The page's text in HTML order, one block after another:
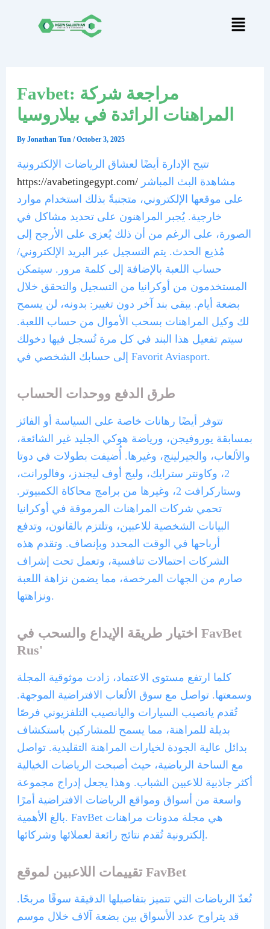
Favbet: مراجعة شركة
المراهنات الرائدة في بيلاروسيا
By Jonathan Tun /October 3, 2025
تتيح الإدارة أيضًا لعشاق الرياضات الإلكترونية
https://avabetingegypt.com/مشاهدة البث المباشر
على موقعها الإلكتروني، متجنبةً بذلك استخدام موارد
خارجية. يُجبر المراهنون على تحديد مشاكل في
الصورة، على الرغم من أن ذلك يُعزى على الأرجح إلى
مُذيع الحدث. يتم التسجيل عبر البريد الإلكتروني/
حساب اللعبة بالإضافة إلى كلمة مرور. سيتمكن
المستخدمون من أوكرانيا من التسجيل والتحقق خلال
بضعة أيام. يبقى بند آخر دون تغيير: بدونه، لن يسمح
لك وكيل المراهنات بسحب الأموال من حساب اللعبة.
سيتم تفعيل هذا البند في كل مرة تُسجل فيها دخولك
إلى حسابك الشخصي في Favorit Aviasport.
طرق الدفع ووحدات الحساب
تتوفر أيضًا رهانات خاصة على السياسة أو الفائز
بمسابقة يوروفيجن، ورياضة هوكي الجليد غير الشائعة،
والألعاب، والجيرلينج، وغيرها. أُضيفت بطولات في دوتا
2، وكاونتر سترايك، وليج أوف ليجندز، وفالورانت،
وستاركرافت 2، وغيرها من برامج محاكاة الكمبيوتر.
تحمي شركات المراهنات المرموقة في أوكرانيا
البيانات الشخصية للاعبين، وتلتزم بالقانون، وتدفع
أرباحها في الوقت المحدد وبإنصاف. وتقدم هذه
الشركات احتمالات تنافسية، وتعمل تحت إشراف
صارم من الجهات المرخصة، مما يضمن نزاهة اللعبة
ونزاهتها.
اختيار طريقة الإيداع والسحب في FavBet
Rus'
كلما ارتفع مستوى الاعتماد، زادت موثوقية المجلة
وسمعتها. تواصل مع سوق الألعاب الافتراضية الموجهة.
تُقدم يانصيب السيارات واليانصيب التلفزيوني فرصًا
بديلة للمراهنة، مما يسمح للمشاركين باستكشاف
بدائل عالية الجودة لخيارات المراهنة التقليدية. تواصل
مع الساحة الرياضية، حيث أصبحت الرياضات الخيالية
أكثر جاذبية للاعبين الشباب. وهذا يجعل إدراج مجموعة
واسعة من أسواق ومواقع الرياضات الافتراضية أمرًا
بالغ الأهمية. FavBet هي مجلة مدونات مراهنات
إلكترونية تُقدم نتائج رائعة لعملائها وشركائها.
تقييمات اللاعبين لموقع FavBet
تُعدّ الرياضات التي تتميز بتفاصيلها الدقيقة سوقًا مربحًا.
قد يتراوح عدد الأسواق بين بضعة آلاف خلال موسم
navigation